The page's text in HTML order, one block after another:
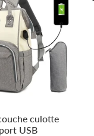
culotte
USB